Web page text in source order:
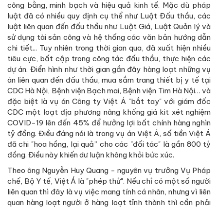
công bằng, minh bạch và hiệu quả kinh tế. Mặc dù pháp
luật đã có nhiều quy định cụ thể như Luật Đấu thầu, các
luật liên quan đến đấu thầu như Luật Giá, Luật Quản lý và
sử dụng tài sản công và hệ thống các văn bản hướng dẫn
chi tiết... Tuy nhiên trong thời gian qua, đã xuất hiện nhiều
tiêu cực, bất cập trong công tác đấu thầu, thực hiện các
dự án. Điển hình như thời gian gần đây hàng loạt những vụ
án liên quan đến đấu thầu, mua sắm trang thiết bị y tế tại
CDC Hà Nội, Bệnh viện Bạch mai, Bệnh viện Tim Hà Nội… và
đặc biệt là vụ án Công ty Việt Á "bắt tay" với giám đốc
CDC một loạt địa phương nâng khống giá kit xét nghiệm
COVID-19 lên đến 45% để hưởng lợi bất chính hàng nghìn
tỷ đồng. Điều đáng nói là trong vụ án Việt Á, số tiền Việt Á
đã chi "hoa hồng, lại quả” cho các "đối tác" là gần 800 tỷ
đồng. Điều này khiến dư luận không khỏi bức xúc.
Theo ông Nguyễn Huy Quang - nguyên vụ trưởng Vụ Pháp
chế, Bộ Y tế, Việt Á là "phép thử". Nếu chỉ có một số người
liên quan thì đây là vụ việc mang tính cá nhân, nhưng vì liên
quan hàng loạt người ở hàng loạt tỉnh thành thì cần phải